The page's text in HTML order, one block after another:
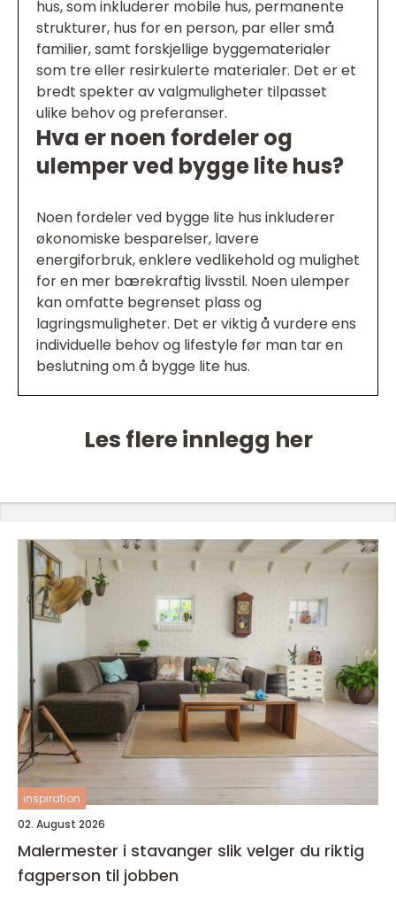
hus, som inkluderer mobile hus, permanente
strukturer, hus for en person, par eller små
familier, samt forskjellige byggematerialer
som tre eller resirkulerte materialer. Det er et
bredt spekter av valgmuligheter tilpasset
ulike behov og preferanser.
Hva er noen fordeler og
ulemper ved bygge lite hus?
Noen fordeler ved bygge lite hus inkluderer
økonomiske besparelser, lavere
energiforbruk, enklere vedlikehold og mulighet
for en mer bærekraftig livsstil. Noen ulemper
kan omfatte begrenset plass og
lagringsmuligheter. Det er viktig å vurdere ens
individuelle behov og lifestyle før man tar en
beslutning om å bygge lite hus.
Les flere innlegg her
inspiration
02. August 2026
Malermester i stavanger slik velger du riktig
fagperson til jobben